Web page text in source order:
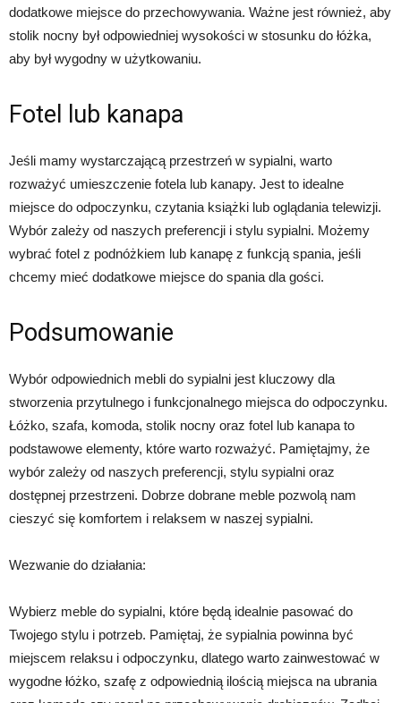
dodatkowe miejsce do przechowywania. Ważne jest również, aby
stolik nocny był odpowiedniej wysokości w stosunku do łóżka,
aby był wygodny w użytkowaniu.
Fotel lub kanapa
Jeśli mamy wystarczającą przestrzeń w sypialni, warto
rozważyć umieszczenie fotela lub kanapy. Jest to idealne
miejsce do odpoczynku, czytania książki lub oglądania telewizji.
Wybór zależy od naszych preferencji i stylu sypialni. Możemy
wybrać fotel z podnóżkiem lub kanapę z funkcją spania, jeśli
chcemy mieć dodatkowe miejsce do spania dla gości.
Podsumowanie
Wybór odpowiednich mebli do sypialni jest kluczowy dla
stworzenia przytulnego i funkcjonalnego miejsca do odpoczynku.
Łóżko, szafa, komoda, stolik nocny oraz fotel lub kanapa to
podstawowe elementy, które warto rozważyć. Pamiętajmy, że
wybór zależy od naszych preferencji, stylu sypialni oraz
dostępnej przestrzeni. Dobrze dobrane meble pozwolą nam
cieszyć się komfortem i relaksem w naszej sypialni.
Wezwanie do działania:
Wybierz meble do sypialni, które będą idealnie pasować do
Twojego stylu i potrzeb. Pamiętaj, że sypialnia powinna być
miejscem relaksu i odpoczynku, dlatego warto zainwestować w
wygodne łóżko, szafę z odpowiednią ilością miejsca na ubrania